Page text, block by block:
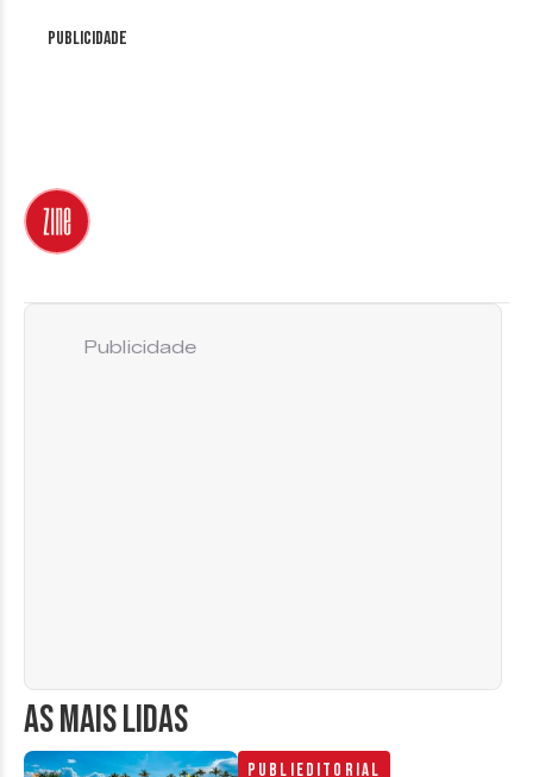
Publicidade
AS MAIS LIDAS
Publieditorial
Publicidade